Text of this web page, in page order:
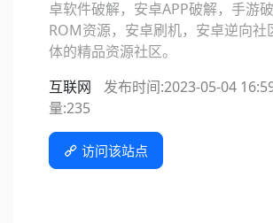
卓软件破解，安卓APP破解，手游
ROM资源，安卓刷机，安卓逆向社
体的精品资源社区。
互联网
发布时间:2023-05-04
量:235
访问该站点